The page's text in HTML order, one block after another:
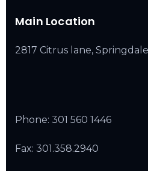
Main Location
2817 Citrus lane,
Phone: 301 560 1446
Fax: 301.358.2940